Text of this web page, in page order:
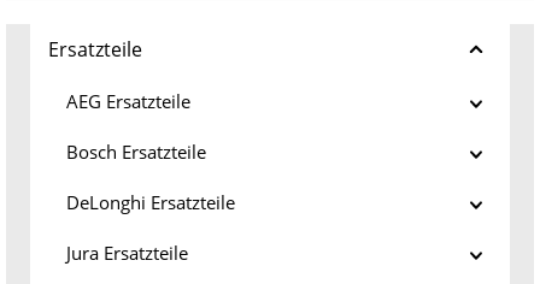
Ersatzteile
AEG Ersatzteile
Bosch Ersatzteile
DeLonghi Ersatzteile
Jura Ersatzteile